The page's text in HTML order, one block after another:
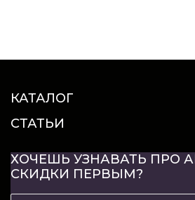
КАТАЛОГ
СТАТЬИ
ХОЧЕШЬ УЗНАВАТЬ ПРО
СКИДКИ ПЕРВЫМ?